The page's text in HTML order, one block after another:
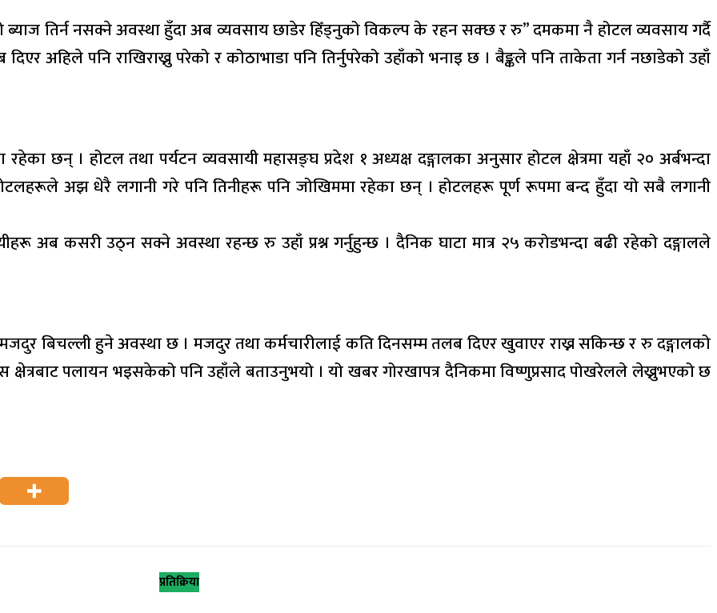
ब्याज तिर्न नसक्ने अवस्था हुँदा अब व्यवसाय छाडेर हिँड्नुको विकल्प के रहन सक्छ र रु” दमकमा नै होटल व्यवसाय गर्दै
अहिले पनि राखिराख्नु परेको र कोठाभाडा पनि तिर्नुपरेको उहाँको भनाइ छ । बैङ्कले पनि ताकेता गर्न नछाडेको उहाँ
छन् । होटल तथा पर्यटन व्यवसायी महासङ्घ प्रदेश १ अध्यक्ष दङ्गालका अनुसार होटल क्षेत्रमा यहाँ २० अर्बभन्दा
अझ धेरै लगानी गरे पनि तिनीहरू पनि जोखिममा रहेका छन् । होटलहरू पूर्ण रूपमा बन्द हुँदा यो सबै लगानी
अब कसरी उठ्न सक्ने अवस्था रहन्छ रु उहाँ प्रश्न गर्नुहुन्छ । दैनिक घाटा मात्र २५ करोडभन्दा बढी रहेको दङ्गालले
बिचल्ली हुने अवस्था छ । मजदुर तथा कर्मचारीलाई कति दिनसम्म तलब दिएर खुवाएर राख्न सकिन्छ र रु दङ्गालको
पलायन भइसकेको पनि उहाँले बताउनुभयो । यो खबर गोरखापत्र दैनिकमा विष्णुप्रसाद पोखरेलले लेख्नुभएको छ
प्रतिक्रिया